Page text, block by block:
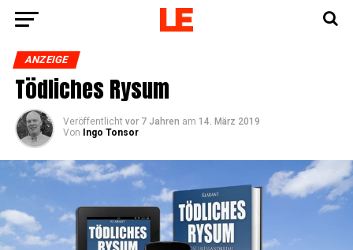
ANZEIGE
Töd­li­ches Rysum
Veröffentlicht vor 7 Jahren am 14. März 2019
Von
Ingo Tonsor